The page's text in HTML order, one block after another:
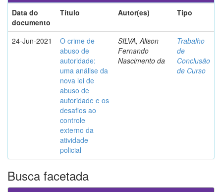
Data do
documento
Título Autor(es) Tipo
24-Jun-2021
O crime de
abuso de
autoridade:
uma análise da
nova lei de
abuso de
autoridade e os
desafios ao
controle
externo da
atividade
policial
SILVA, Alison
Fernando
Nascimento da
Trabalho
de
Conclusão
de Curso
Busca facetada